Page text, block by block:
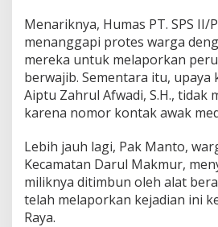
Menariknya, Humas PT. SPS II/
menanggapi protes warga
mereka untuk melaporkan
berwajib. Sementara itu, upaya
Aiptu Zahrul Afwadi, S.H., tidak
karena nomor kontak awak
Lebih jauh lagi, Pak Manto,
Kecamatan Darul Makmur,
miliknya ditimbun oleh alat
telah melaporkan kejadian ini
Raya.